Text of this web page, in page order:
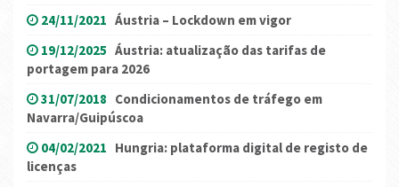
24/11/2021 Áustria – Lockdown em vigor
19/12/2025 Áustria: atualização das tarifas de
portagem para 2026
31/07/2018 Condicionamentos de tráfego em
Navarra/Guipúscoa
04/02/2021 Hungria: plataforma digital de registo de
licenças